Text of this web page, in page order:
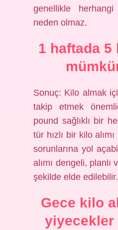
genellikle
neden olmaz.
1 haftada 5
Sonuç: Kilo almak
takip etmek
pound sağlıklı bir
tür hızlı bir kilo
sorunlarına yol
alımı dengeli,
şekilde elde edilebilir.
Gece kilo
yiyecekler